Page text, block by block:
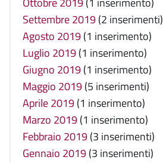
Settembre 2019(2 inserimenti)
Agosto 2019(1 inserimento)
Luglio 2019(1 inserimento)
Giugno 2019(1 inserimento)
Maggio 2019(5 inserimenti)
Aprile 2019(1 inserimento)
Marzo 2019(1 inserimento)
Febbraio 2019(3 inserimenti)
Gennaio 2019(3 inserimenti)